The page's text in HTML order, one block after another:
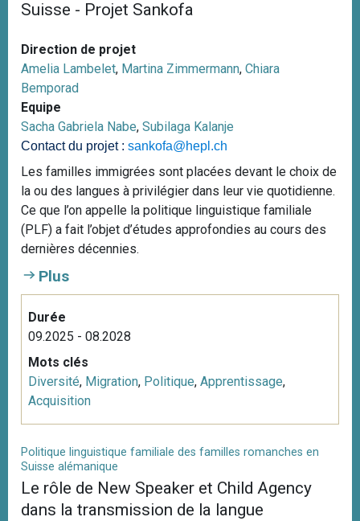
Suisse - Projet Sankofa
Direction de projet
Amelia Lambelet, Martina Zimmermann, Chiara
Bemporad
Equipe
Sacha Gabriela Nabe, Subilaga Kalanje
Contact du projet : sankofa@hepl.ch
Les familles immigrées sont placées devant le choix de
la ou des langues à privilégier dans leur vie quotidienne.
Ce que l’on appelle la politique linguistique familiale
(PLF) a fait l’objet d’études approfondies au cours des
dernières décennies.
Plus
Durée
09.2025 - 08.2028
Mots clés
Diversité, Migration, Politique, Apprentissage,
Acquisition
Politique linguistique familiale des familles romanches en
Suisse alémanique
Le rôle de New Speaker et Child Agency
dans la transmission de la langue